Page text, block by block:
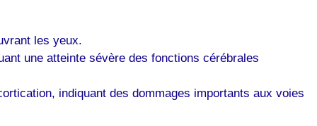
les yeux.
une atteinte sévère des fonctions cérébrales
indiquant des dommages importants aux voies